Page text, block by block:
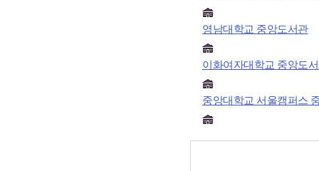
영남대학교 중앙도서관
이화여자대학교 중앙도
중앙대학교 서울캠퍼스